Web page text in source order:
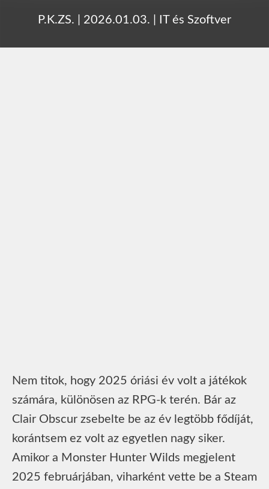
P.K.ZS. 2026.01.03. IT és Szoftver
Nem titok, hogy 2025 óriási év volt a játékok
számára, különösen az RPG-k terén. Bár az
Clair Obscur zsebelte be az év legtöbb fődíját,
korántsem ez volt az egyetlen nagy siker.
Amikor a Monster Hunter Wilds megjelent
2025 februárjában, viharként vette be a Steam